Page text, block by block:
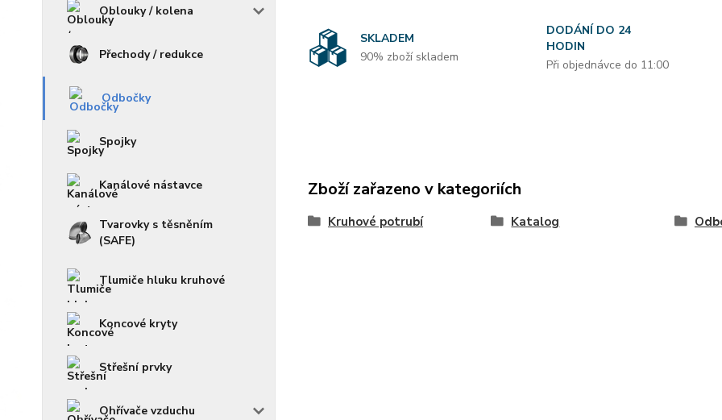
Oblouky / kolena
Přechody / redukce
Odbočky
Spojky
Kanálové nástavce
Tvarovky s těsněním
(SAFE)
Tlumiče hluku kruhové
Koncové kryty
Střešní prvky
Ohřívače vzduchu
SKLADEM
90% zboží skladem
DODÁNÍ DO 24
HODIN
Při objednávce do 11:00
Zboží zařazeno v kategoriích
Kruhové potrubí Katalog